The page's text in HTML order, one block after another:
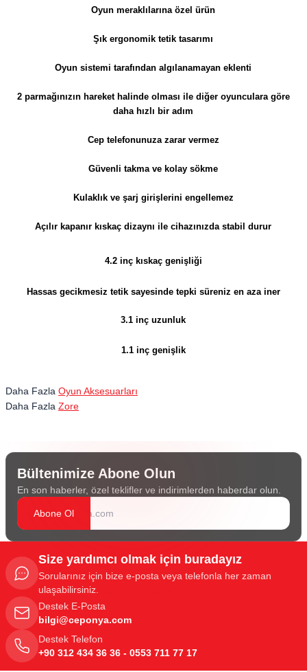
Oyun meraklılarına özel ürün
Şık ergonomik tetik tasarımı
Oyun sistemi tarafından algılanamayan eklenti
2 parmağınızın hareket halinde olması ile diğer oyunculara göre
daha hızlı bir adım
Cep telefonunuza zarar vermez
Güvenli takma ve kolay sökme
Kulaklık ve şarj girişlerini engellemez
Açılır kapanır kıskaç dizaynı ile cihazınızda stabil durur
4.2 inç kıskaç genişliği
Hassas gecikmesiz tetik sayesinde tepki süreniz en aza iner
3.1 inç uzunluk
1.1 inç genişlik
Daha Fazla Oyun Aksesuarları
Daha Fazla Zore
Bültenimize Abone Olun
En son haberler, özel teklifler ve indirimlerden haberdar olun.
Abone Ol
Size yardımcı olmak için buradayız
Sorularınız için bize e-posta veya telefonla her zaman
ulaşabilirsiniz.
Destek E-Posta
bilgi@ceponya.com
Destek Telefon
+90 312 434 36 36 - 0553 711 77 17